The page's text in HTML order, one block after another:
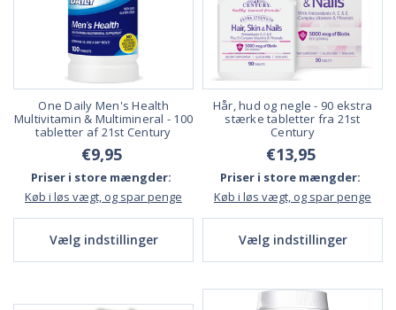
One Daily Men's Health
Multivitamin & Multimineral - 100
tabletter af 21st Century
€9,95
Priser i store mængder:
Køb i løs vægt, og spar penge
Vælg indstillinger
Hår, hud og negle - 90 ekstra
stærke tabletter fra 21st
Century
€13,95
Priser i store mængder:
Køb i løs vægt, og spar penge
Vælg indstillinger